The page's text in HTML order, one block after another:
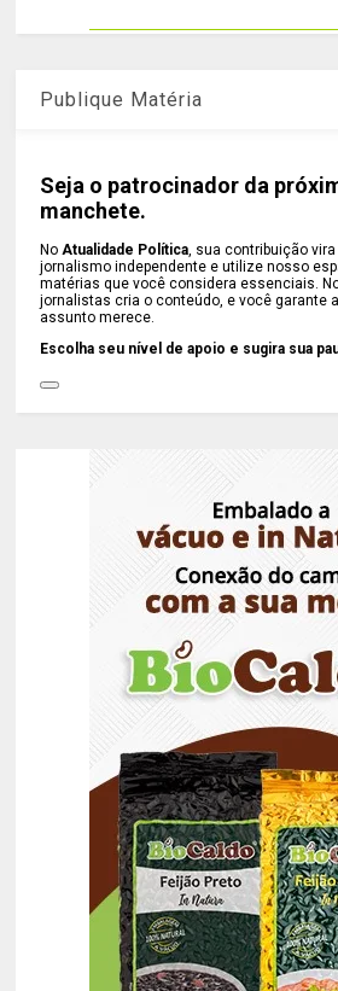
Publique Matéria
Seja o patrocinador da
manchete.
No Atualidade Política , sua contribuição
jornalismo independente e utilize nosso
matérias que você considera essenciais.
jornalistas cria o conteúdo, e você garante
assunto merece.
Escolha seu nível de apoio e sugira sua